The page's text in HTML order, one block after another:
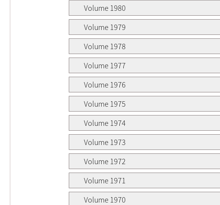
Volume 1980
Volume 1979
Volume 1978
Volume 1977
Volume 1976
Volume 1975
Volume 1974
Volume 1973
Volume 1972
Volume 1971
Volume 1970